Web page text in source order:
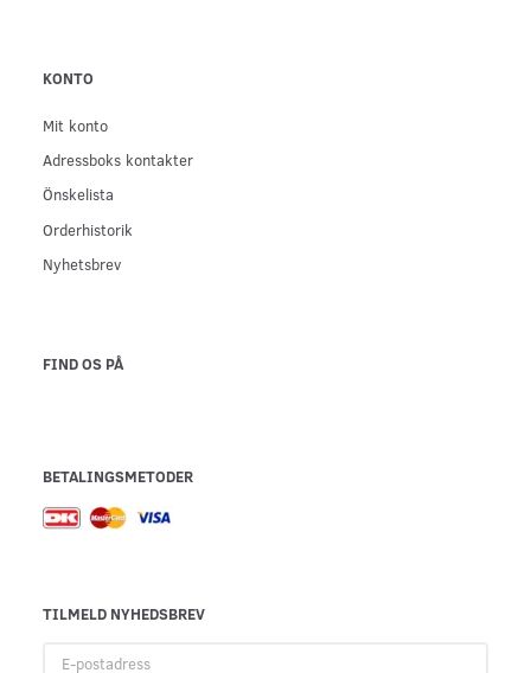
KONTO
Mit konto
Adressboks kontakter
Önskelista
Orderhistorik
Nyhetsbrev
FIND OS PÅ
BETALINGSMETODER
TILMELD NYHEDSBREV